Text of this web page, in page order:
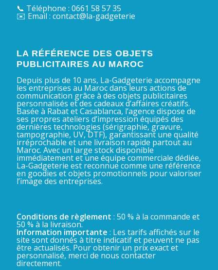
📞 Téléphone : 0661 58 57 35
✉️ Email : contact@la-gadgeterie
LA RÉFÉRENCE DES OBJETS
PUBLICITAIRES AU MAROC
Depuis plus de 10 ans, La-Gadgeterie accompagne
les entreprises au Maroc dans leurs actions de
communication grâce à des objets publicitaires
personnalisés et des cadeaux d’affaires créatifs.
Basée à Rabat et Casablanca, l’agence dispose de
ses propres ateliers d’impression équipés des
dernières technologies (sérigraphie, gravure,
tampographie, UV, DTF), garantissant une qualité
irréprochable et une livraison rapide partout au
Maroc. Avec un large stock disponible
immédiatement et une équipe commerciale dédiée,
La-Gadgeterie est reconnue comme une référence
en goodies et objets promotionnels pour valoriser
l’image des entreprises.
Conditions de règlement : 50 % à la commande et
50 % à la livraison.
Information importante : Les tarifs affichés sur le
site sont donnés à titre indicatif et peuvent ne pas
être actualisés. Pour obtenir un prix exact et
personnalisé, merci de nous contacter
directement.